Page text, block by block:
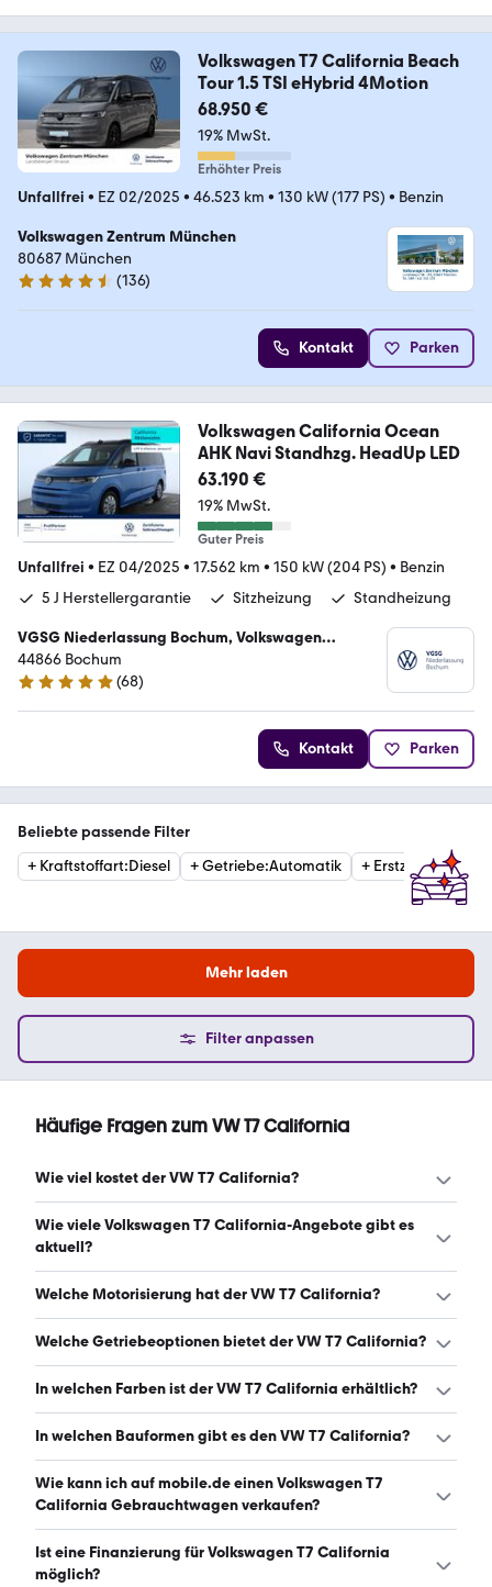
Volkswagen T7 California Beach
Tour 1.5 TSI eHybrid 4Motion
68.950 €
19% MwSt.
Erhöhter Preis
Unfallfrei • EZ 02/2025 • 46.523 km • 130 kW (177 PS) • Benzin
Volkswagen Zentrum München
80687 München
4.5 Sterne
(136)
Kontakt Parken
Volkswagen California Ocean
AHK Navi Standhzg. HeadUp LED
63.190 €
19% MwSt.
Guter Preis
Unfallfrei • EZ 04/2025 • 17.562 km • 150 kW (204 PS) • Benzin
5 J Herstellergarantie
Sitzheizung Standheizung
VGSG Niederlassung Bochum, Volkswagen
Gebrauchtfahrzeughandels und Service GmbH
44866 Bochum
4.8 Sterne
(68)
Kontakt Parken
Beliebte passende Filter
+ Kraftstoffart:Diesel +Getriebe:Automatik + Erstzulassung
Mehr laden
Filter anpassen
Häufige Fragen zum VW T7 California
Wie viel kostet der VW T7 California?
Ein guter Preis für einen VW T7 California liegt zwischen
63.990 € und 74.990 €. Leasingangebote starten ab 503
Wie viele Volkswagen T7 California-Angebote gibt es
aktuell?
Es gibt insgesamt 814 Volkswagen T7 California bei
(Stand: 9.8.2026)
Welche Motorisierung hat der VW T7 California?
Der VW T7 California hat Leistungen zwischen 150 und
Welche Getriebeoptionen bietet der VW T7 California?
Der VW T7 California ist mit automatischem und
In welchen Farben ist der VW T7 California erhältlich?
Den VW T7 California gibt es in folgenden Farben: grau,
grün. Die häufigste Farbe ist grau. (Stand: 9.8.2026)
In welchen Bauformen gibt es den VW T7 California?
Den VW T7 California gibt es in folgenden Bauformen:
Van. (Stand: 9.8.2026)
Wie kann ich auf mobile.de einen Volkswagen T7
California Gebrauchtwagen verkaufen?
Alle Informationen zum Verkauf an mobile.de-
Ankaufstationen oder per Inserat auf mobile.de gibt es
Ist eine Finanzierung für Volkswagen T7 California
möglich?